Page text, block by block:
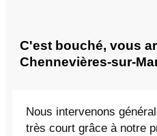
C'est bouché, vous
Chennevières-sur-
Nous intervenons
très court grâce à notre